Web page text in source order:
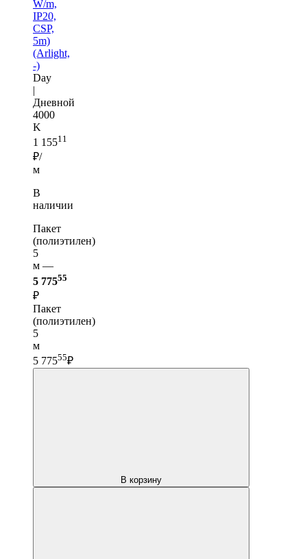
W/m,
IP20,
CSP,
5m)
(Arlight,
-)
Day
|
Дневной
4000
K
1 15511
₽/
м
В
наличии
Пакет
(полиэтилен)
5
м —
5 77555
₽
Пакет
(полиэтилен)
5
м
5 77555₽
В корзину